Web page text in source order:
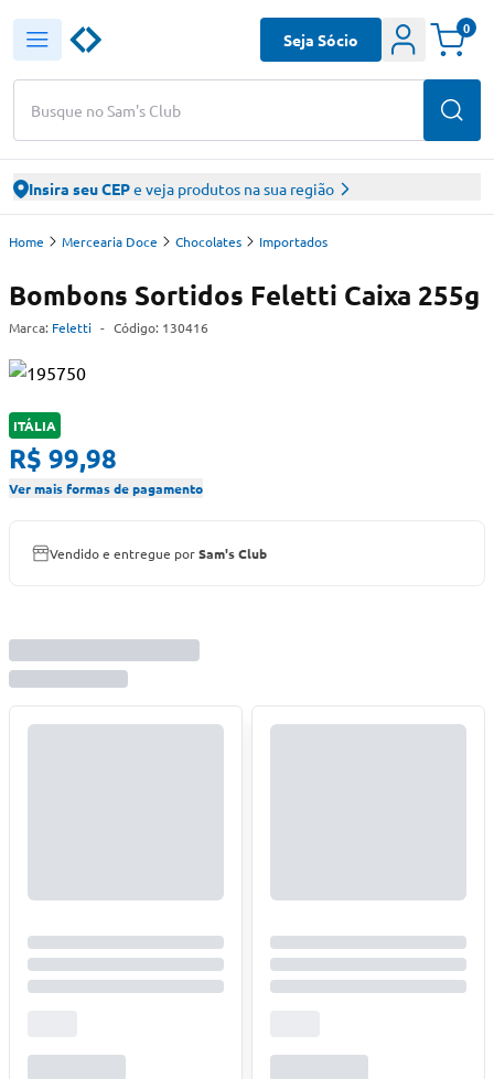
Busque no Sam's Club
Seja Sócio
0
Insira seu CEPe veja produtos na sua região
Home Mercearia Doce Chocolates Importados
Bombons Sortidos Feletti Caixa 255g
Marca: Feletti - Código: 130416
ITÁLIA
R$ 99,98
Ver mais formas de pagamento
Vendido e entregue porSam's Club